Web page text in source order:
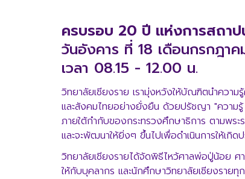
ครบรอบ 20 ปี แห่งการสถาป
วันอังคาร ที่ 18 เดือนกรกฎา
เวลา 08.15 - 12.00 น.
วิทยาลัยเชียงราย เรามุ่งหวังให้บัณฑิตนำควา
และสังคมไทยอย่างยั่งยืน ด้วยปรัชญา "ควา
ภายใต้กำกับของกระทรวงศึกษาธิการ ตามพ
และจะพัฒนาให้ยิ่งๆ ขึ้นไปเพื่อดำเนินการให้เกิด
วิทยาลัยเชียงรายได้จัดพิธีไหว้ศาลพ่อปู่น้อย ศ
ให้กับบุคลากร และนักศึกษาวิทยาลัยเชียงรายทุ